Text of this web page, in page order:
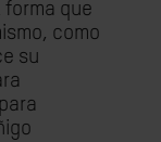
que
como
su